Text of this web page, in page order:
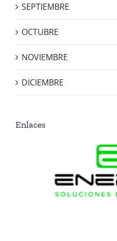
SEPTIEMBRE
OCTUBRE
NOVIEMBRE
DICIEMBRE
Enlaces